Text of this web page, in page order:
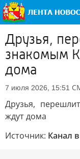
Друзья,
знакомым
дома
7 июля 2026, 15:51
Друзья,
ждут дома
Источник: Канал